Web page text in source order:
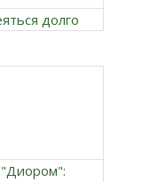
долго
"Диором":